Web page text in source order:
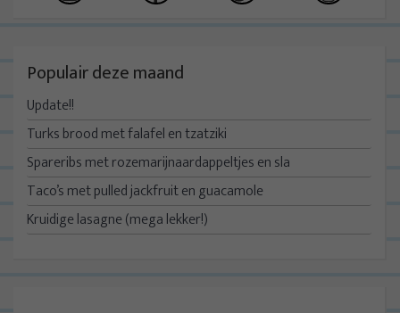
Populair deze maand
Update!!
Turks brood met falafel en tzatziki
Spareribs met rozemarijnaardappeltjes en sla
Taco’s met pulled jackfruit en guacamole
Kruidige lasagne (mega lekker!)